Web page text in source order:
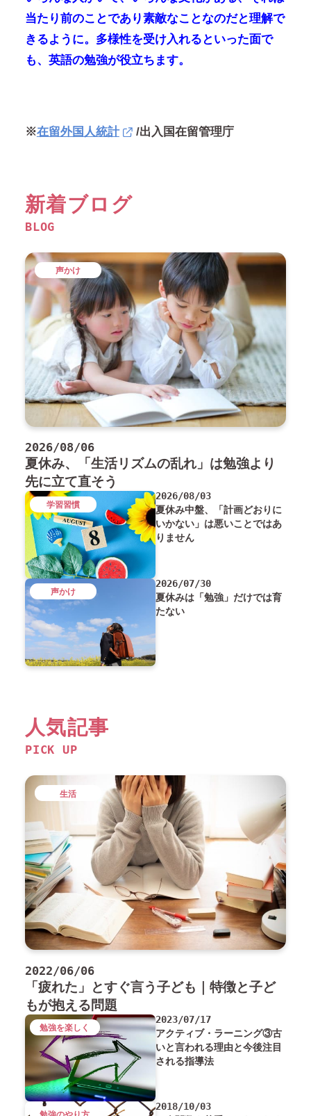
当たり前のことであり素敵なことなのだと理解で
きるように。多様性を受け入れるといった面で
も、英語の勉強が役立ちます。
※在留外国人統計 /出入国在留管理庁
新着ブログ
BLOG
2026/08/06
夏休み、「生活リズムの乱れ」は勉強より
先に立て直そう
声かけ
2026/08/03
夏休み中盤、「計画どおりに
いかない」は悪いことではあ
りません
学習習慣
2026/07/30
夏休みは「勉強」だけでは育
たない
声かけ
人気記事
PICK UP
2022/06/06
「疲れた」とすぐ言う子ども｜特徴と子ど
もが抱える問題
生活
2023/07/17
アクティブ・ラーニング③古
いと言われる理由と今後注目
される指導法
勉強を楽しく
2018/10/03